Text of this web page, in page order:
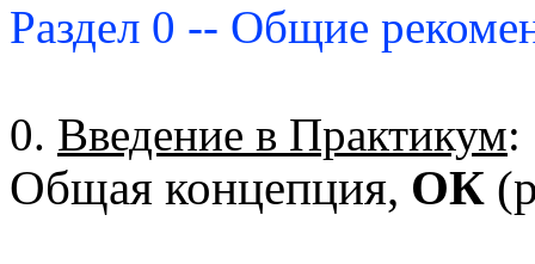
Раздел 0 -- Общие
0. Введение в Практикум:
Общая концепция, ОК